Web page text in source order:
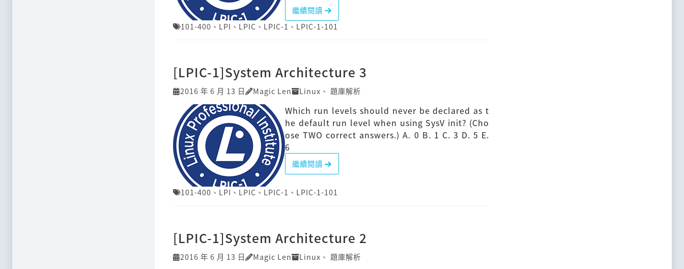
繼續閱讀
101-400 、 LPI 、 LPIC 、 LPIC-1 、 LPIC-1-101
[LPIC-1]System Architecture 3
2016 年 6 月 13 日 Magic Len Linux 、 題庫解析
Which run levels should never be declared as t
he default run level when using SysV init? (Cho
ose TWO correct answers.) A. 0 B. 1 C. 3 D. 5 E.
6
繼續閱讀
101-400 、 LPI 、 LPIC 、 LPIC-1 、 LPIC-1-101
[LPIC-1]System Architecture 2
2016 年 6 月 13 日 Magic Len Linux 、 題庫解析